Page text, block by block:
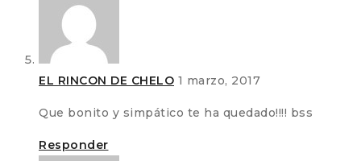
EL RINCON DE CHELO 1 marzo, 2017
Que bonito y simpático te ha quedado!!!! bss
Responder